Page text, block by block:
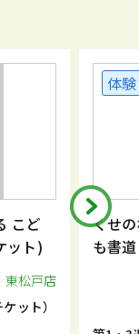
こど
ット)
東松戸店
ット）
体験
くせ
も書